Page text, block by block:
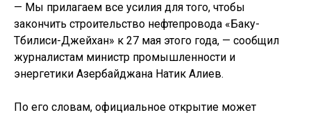
— Мы прилагаем все усилия для того, чтобы
закончить строительство нефтепровода «Баку-
Тбилиси-Джейхан» к 27 мая этого года, — сообщил
журналистам министр промышленности и
энергетики Азербайджана Натик Алиев.
По его словам, официальное открытие может